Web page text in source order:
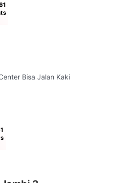
Bisa Jalan Kaki